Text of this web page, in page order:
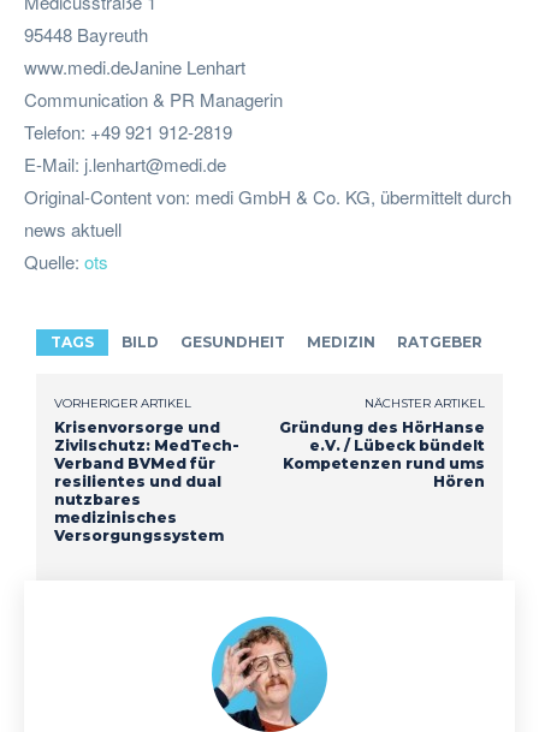
95448 Bayreuth
www.medi.deJanine Lenhart
Communication & PR Managerin
Telefon: +49 921 912-2819
E-Mail: j.lenhart@medi.de
Original-Content von: medi GmbH & Co. KG, übermittelt durch
news aktuell
Quelle: ots
TAGS BILD GESUNDHEIT MEDIZIN RATGEBER
VORHERIGER ARTIKEL
Krisenvorsorge und
Zivilschutz: MedTech-
Verband BVMed für
resilientes und dual
nutzbares
medizinisches
Versorgungssystem
NÄCHSTER ARTIKEL
Gründung des HörHanse
e.V. / Lübeck bündelt
Kompetenzen rund ums
Hören